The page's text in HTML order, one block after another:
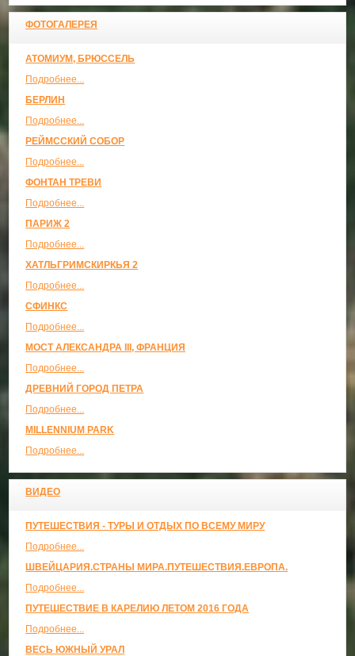
ФОТОГАЛЕРЕЯ
АТОМИУМ, БРЮССЕЛЬ
Подробнее...
БЕРЛИН
Подробнее...
РЕЙМССКИЙ СОБОР
Подробнее...
ФОНТАН ТРЕВИ
Подробнее...
ПАРИЖ 2
Подробнее...
ХАТЛЬГРИМСКИРКЬЯ 2
Подробнее...
СФИНКС
Подробнее...
МОСТ АЛЕКСАНДРА III, ФРАНЦИЯ
Подробнее...
ДРЕВНИЙ ГОРОД ПЕТРА
Подробнее...
MILLENNIUM PARK
Подробнее...
ВИДЕО
ПУТЕШЕСТВИЯ - ТУРЫ И ОТДЫХ ПО ВСЕМУ МИРУ
Подробнее...
ШВЕЙЦАРИЯ.СТРАНЫ МИРА.ПУТЕШЕСТВИЯ.ЕВРОПА.
Подробнее...
ПУТЕШЕСТВИЕ В КАРЕЛИЮ ЛЕТОМ 2016 ГОДА
Подробнее...
ВЕСЬ ЮЖНЫЙ УРАЛ